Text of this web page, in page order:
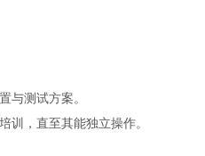
与测试方案。
训，直至其能独立操作。